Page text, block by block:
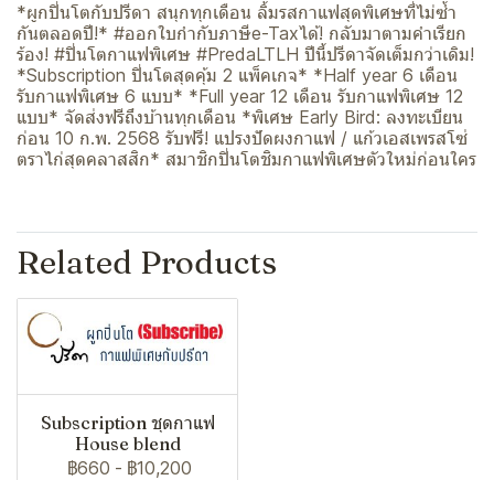
*ผูกปิ่นโตกับปรีดา สนุกทุกเดือน ลิ้มรสกาแฟสุดพิเศษที่ไม่ซ้ำ
กันตลอดปี!* #ออกใบกำกับภาษีe-Taxได้! กลับมาตามคำเรียก
ร้อง! #ปิ่นโตกาแฟพิเศษ #PredaLTLH ปีนี้ปรีดาจัดเต็มกว่าเดิม!
*Subscription ปิ่นโตสุดคุ้ม 2 แพ็คเกจ* *Half year 6 เดือน
รับกาแฟพิเศษ 6 แบบ* *Full year 12 เดือน รับกาแฟพิเศษ 12
แบบ* จัดส่งฟรีถึงบ้านทุกเดือน *พิเศษ Early Bird: ลงทะเบียน
ก่อน 10 ก.พ. 2568 รับฟรี! แปรงปัดผงกาแฟ / แก้วเอสเพรสโซ่
ตราไก่สุดคลาสสิก* สมาชิกปิ่นโตชิมกาแฟพิเศษตัวใหม่ก่อนใคร
Related Products
Subscription ชุดกาแฟ
House blend
฿660 - ฿10,200